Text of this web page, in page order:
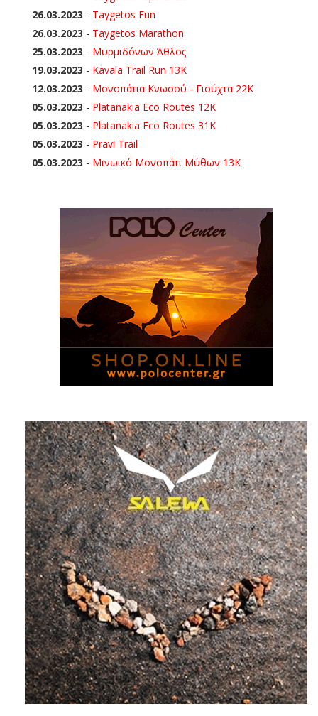
26.03.2023 - Taygetos Fun
26.03.2023 - Taygetos Marathon
25.03.2023 - Μυρμιδόνων Άθλος
19.03.2023 - Kavala Trail Run 13K
12.03.2023 - Μονοπάτια Κνωσού - Γιούχτα 22Κ
05.03.2023 - Platanakia Eco Routes 12K
05.03.2023 - Platanakia Eco Routes 31K
05.03.2023 - Pravi Trail
05.03.2023 - Μινωικό Μονοπάτι Μύθων 13Κ